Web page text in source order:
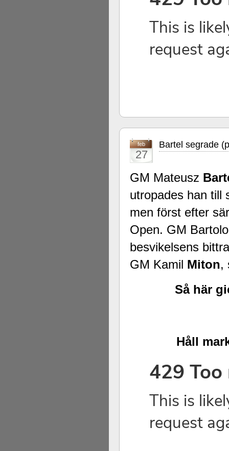
feb
27
Bartel segrade
GM Mateusz
utropades han till
men först efter
Open. GM
besvikelsens
GM Kamil Miton,
Så här
Håll